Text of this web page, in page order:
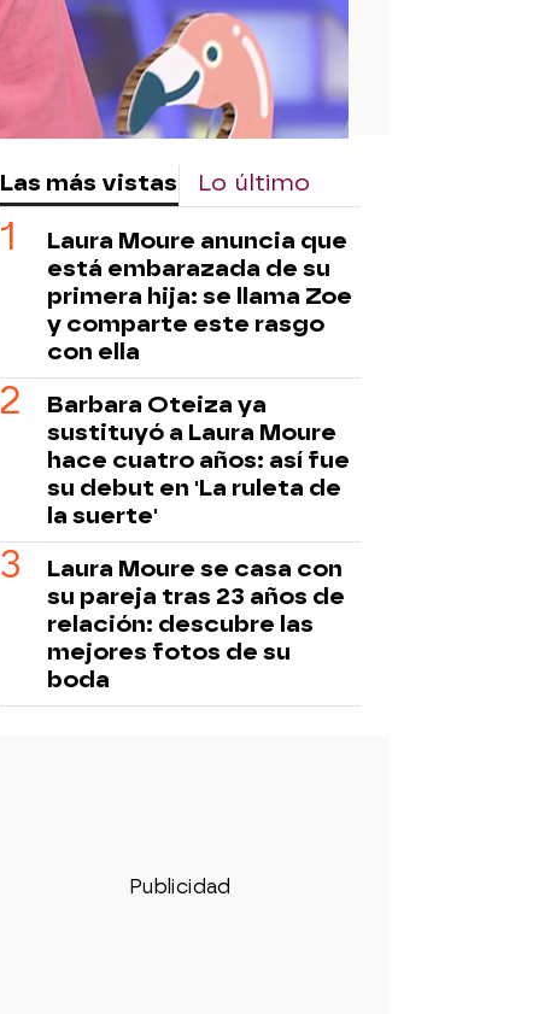
Las más vistas Lo último
Laura Moure anuncia que
está embarazada de su
primera hija: se llama Zoe
y comparte este rasgo
con ella
Barbara Oteiza ya
sustituyó a Laura Moure
hace cuatro años: así fue
su debut en 'La ruleta de
la suerte'
Laura Moure se casa con
su pareja tras 23 años de
relación: descubre las
mejores fotos de su
boda